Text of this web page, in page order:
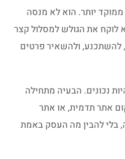
יותר. הוא לא מנסה
לוקח את הגולש למסלול קצר
להשתכנע, ולהשאיר פרטים
נכונים. הבעיה מתחילה
אתר תדמית, או אתר
בלי להבין מה העסק באמת